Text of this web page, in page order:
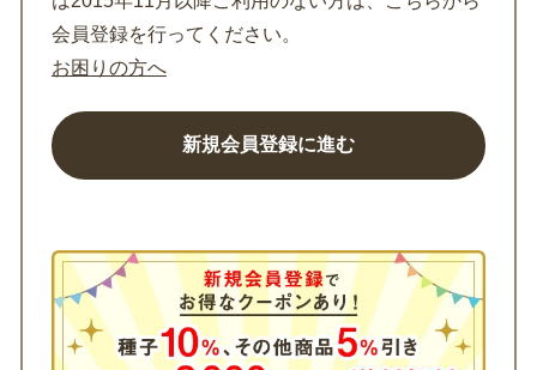
会員登録を行ってください。
お困りの方へ